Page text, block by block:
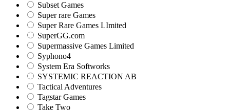
Subset Games
Super rare Games
Super Rare Games LImited
SuperGG.com
Supermassive Games Limited
Syphono4
System Era Softworks
SYSTEMIC REACTION AB
Tactical Adventures
Tagstar Games
Take Two